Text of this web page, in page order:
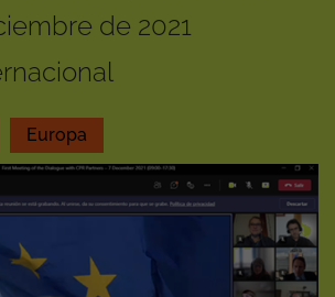
de 2021
Europa